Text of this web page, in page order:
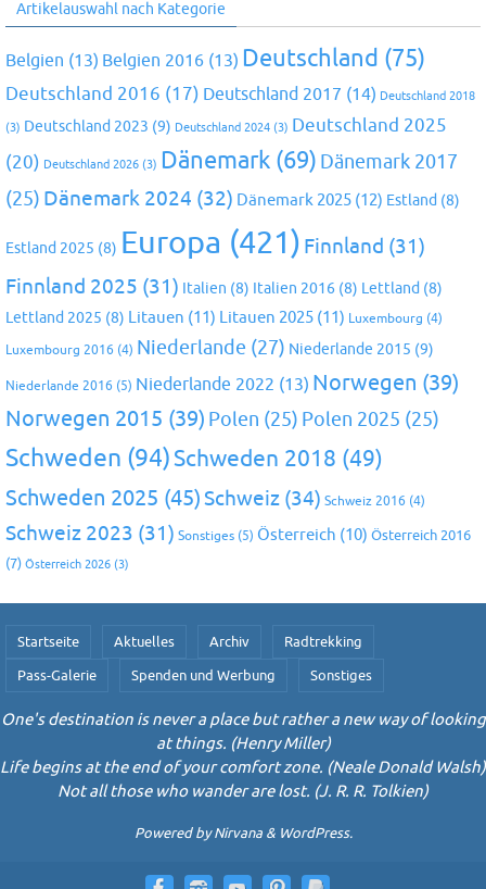
Artikelauswahl nach Kategorie
Belgien (13) Belgien 2016 (13) Deutschland (75)
Deutschland 2016 (17) Deutschland 2017 (14) Deutschland 2018
(3) Deutschland 2023 (9) Deutschland 2024 (3) Deutschland 2025
(20) Deutschland 2026 (3) Dänemark (69) Dänemark 2017
(25) Dänemark 2024 (32) Dänemark 2025 (12) Estland (8)
Estland 2025 (8) Europa (421) Finnland (31)
Finnland 2025 (31) Italien (8) Italien 2016 (8) Lettland (8)
Lettland 2025 (8) Litauen (11) Litauen 2025 (11) Luxembourg (4)
Luxembourg 2016 (4) Niederlande (27) Niederlande 2015 (9)
Niederlande 2016 (5) Niederlande 2022 (13) Norwegen (39)
Norwegen 2015 (39) Polen (25) Polen 2025 (25)
Schweden (94)Schweden 2018 (49)
Schweden 2025 (45)Schweiz (34) Schweiz 2016 (4)
Schweiz 2023 (31) Sonstiges (5) Österreich (10) Österreich 2016
(7) Österreich 2026 (3)
Startseite Aktuelles Archiv
Radtrekking
Pass-Galerie
Spenden und Werbung Sonstiges
One's destination is never a place but rather a new way of looking
at things. (Henry Miller)
Life begins at the end of your comfort zone. (Neale Donald Walsh)
Not all those who wander are lost. (J. R. R. Tolkien)
Powered byNirvana& WordPress.